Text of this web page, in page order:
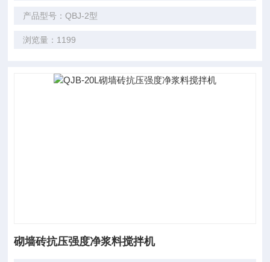
产品型号：QBJ-2型
浏览量：1199
砌墙砖抗压强度净浆料搅拌机